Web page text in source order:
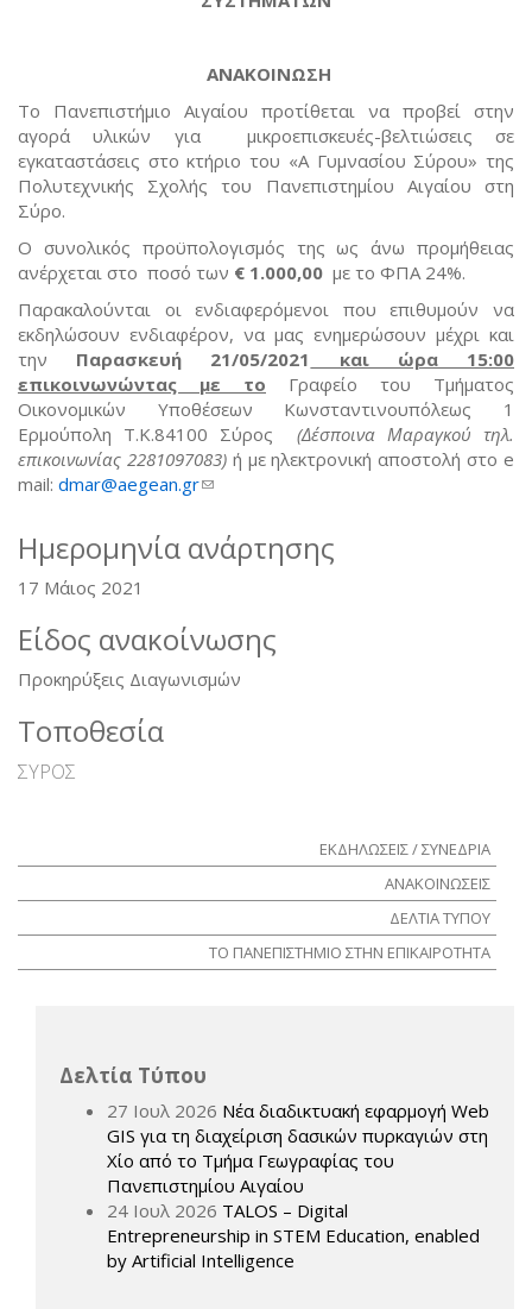
ΑΝΑΚΟΙΝΩΣΗ
Το Πανεπιστήμιο Αιγαίου προτίθεται να προβεί στην
αγορά υλικών για μικροεπισκευές-βελτιώσεις σε
εγκαταστάσεις στο κτήριο του «Α Γυμνασίου Σύρου» της
Πολυτεχνικής Σχολής του Πανεπιστημίου Αιγαίου στη
Σύρο.
Ο συνολικός προϋπολογισμός της ως άνω προμήθειας
ανέρχεται στο ποσό των € 1.000,00 με το ΦΠΑ 24%.
Παρακαλούνται οι ενδιαφερόμενοι που επιθυμούν να
εκδηλώσουν ενδιαφέρον, να μας ενημερώσουν μέχρι και
την Παρασκευή 21/05/2021
και ώρα 15:00
επικοινωνώντας με το Γραφείο του Τμήματος
Οικονομικών Υποθέσεων Κωνσταντινουπόλεως 1
Ερμούπολη Τ.Κ.84100 Σύρος (Δέσποινα Μαραγκού τηλ.
επικοινωνίας 2281097083)ή με ηλεκτρονική αποστολή στο e
mail: dmar@aegean.gr(link sends e-mail)
Ημερομηνία ανάρτησης
17 Μάιος 2021
Είδος ανακοίνωσης
Προκηρύξεις Διαγωνισμών
Τοποθεσία
ΣΥΡΟΣ
ΕΚΔΗΛΩΣΕΙΣ / ΣΥΝΕΔΡΙΑ
ΑΝΑΚΟΙΝΩΣΕΙΣ
ΔΕΛΤΙΑ ΤΥΠΟΥ
ΤΟ ΠΑΝΕΠΙΣΤΗΜΙΟ ΣΤΗΝ ΕΠΙΚΑΙΡΟΤΗΤΑ
Δελτία Τύπου
27 Ιουλ 2026 Νέα διαδικτυακή εφαρμογή Web
GIS για τη διαχείριση δασικών πυρκαγιών στη
Χίο από το Τμήμα Γεωγραφίας του
Πανεπιστημίου Αιγαίου
24 Ιουλ 2026 TALOS – Digital
Entrepreneurship in STEM Education, enabled
by Artificial Intelligence